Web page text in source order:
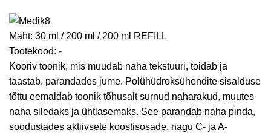
Maht: 30 ml / 200 ml / 200 ml REFILL
Tootekood: -
Kooriv toonik, mis muudab naha tekstuuri, toidab ja
taastab, parandades jume. Polühüdroksühendite sisalduse
tõttu eemaldab toonik tõhusalt surnud naharakud, muutes
naha siledaks ja ühtlasemaks. See parandab naha pinda,
soodustades aktiivsete koostisosade, nagu C- ja A-